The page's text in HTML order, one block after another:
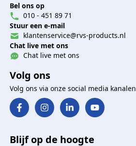
Bel ons op
010 - 451 89 71
Stuur een e-mail
klantenservice@rvs-products.nl
Chat live met ons
Chat live met ons
Volg ons
Volg ons via onze social media kanalen
Blijf op de hoogte